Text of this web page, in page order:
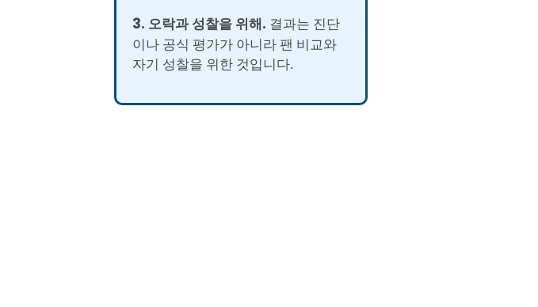
3. 오락과 성찰을 위해. 결과는 진단
이나 공식 평가가 아니라 팬 비교와
자기 성찰을 위한 것입니다.